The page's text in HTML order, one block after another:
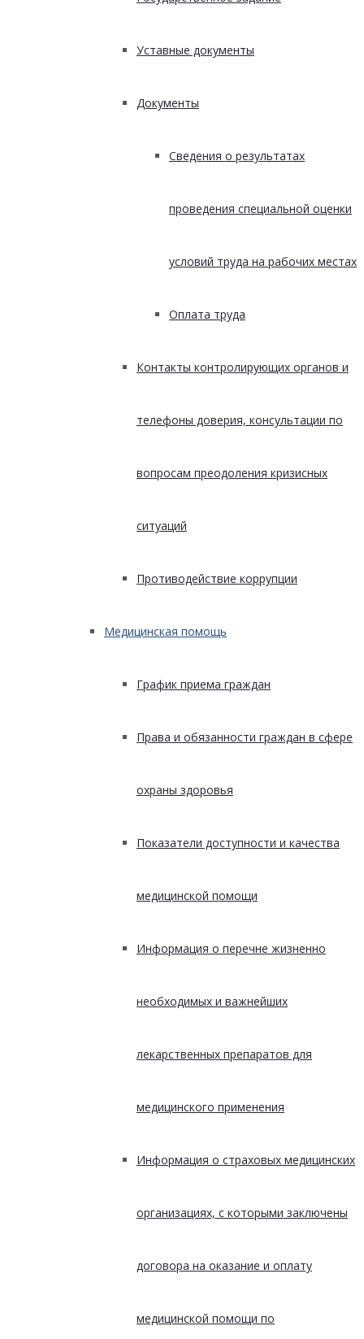
Уставные документы
Документы
Сведения о результатах
проведения специальной оценки
условий труда на рабочих местах
Оплата труда
Контакты контролирующих органов и
телефоны доверия, консультации по
вопросам преодоления кризисных
ситуаций
Противодействие коррупции
Медицинская помощь
График приема граждан
Права и обязанности граждан в сфере
охраны здоровья
Показатели доступности и качества
медицинской помощи
Информация о перечне жизненно
необходимых и важнейших
лекарственных препаратов для
медицинского применения
Информация о страховых медицинских
организациях, с которыми заключены
договора на оказание и оплату
медицинской помощи по